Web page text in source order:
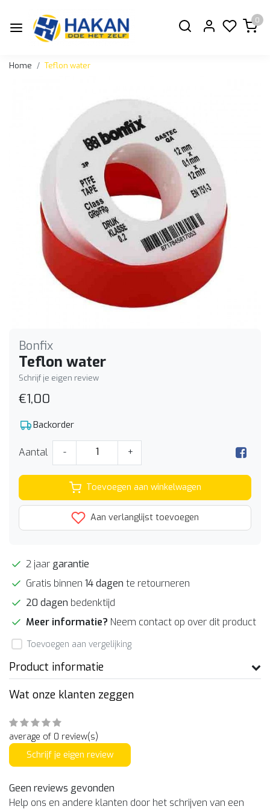
0
Home Teflon water
Bonfix
Teflon water
Schrijf je eigen review
€1,00
Backorder
Aantal - +
Toevoegen aan winkelwagen
Aan verlanglijst toevoegen
2 jaar garantie
Gratis binnen 14 dagen te retourneren
20 dagen bedenktijd
Meer informatie? Neem contact op over dit product
Toevoegen aan vergelijking
Product informatie
Wat onze klanten zeggen
average of 0 review(s)
Schrijf je eigen review
Geen reviews gevonden
Help ons en andere klanten door het schrijven van een